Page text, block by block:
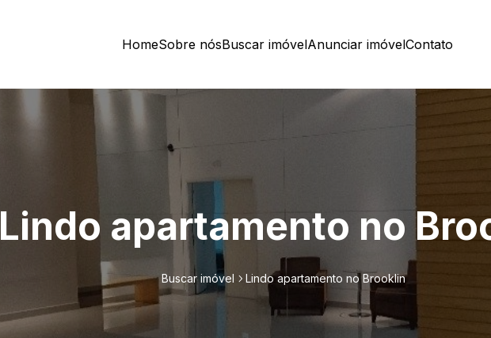
HomeSobre nósBuscar imóvelAnunciar imóvelContato
Lindo apartamento no
Buscar imóvel Lindo apartamento no Brooklin